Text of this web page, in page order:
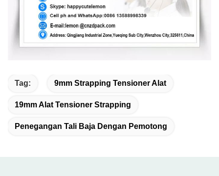
Tag: 9mm Strapping Tensioner Alat
19mm Alat Tensioner Strapping
Penegangan Tali Baja Dengan Pemotong